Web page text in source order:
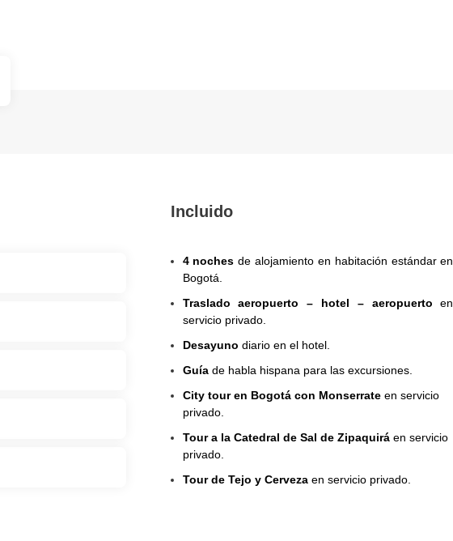
Incluido
4 noches de alojamiento en habitación estándar en
Bogotá.
Traslado aeropuerto – hotel – aeropuerto en
servicio privado.
Desayuno diario en el hotel.
Guíade habla hispana para las excursiones.
City tour en Bogotá con Monserrateen servicio
privado.
Tour a la Catedral de Sal de Zipaquirá en servicio
privado.
Tour de Tejo y Cerveza en servicio privado.